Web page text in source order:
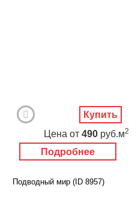
Подробнее
Цена от 490 руб.м2
Купить
Подводный мир (ID 8957)